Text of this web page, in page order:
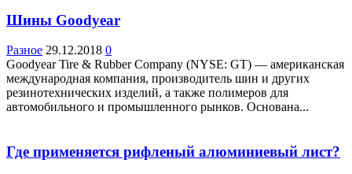
Шины Goodyear
Разное 29.12.2018 0
Goodyear Tire & Rubber Company (NYSE: GT) — американская
международная компания, производитель шин и других
резинотехнических изделий, а также полимеров для
автомобильного и промышленного рынков. Основана...
Где применяется рифленый алюминиевый лист?